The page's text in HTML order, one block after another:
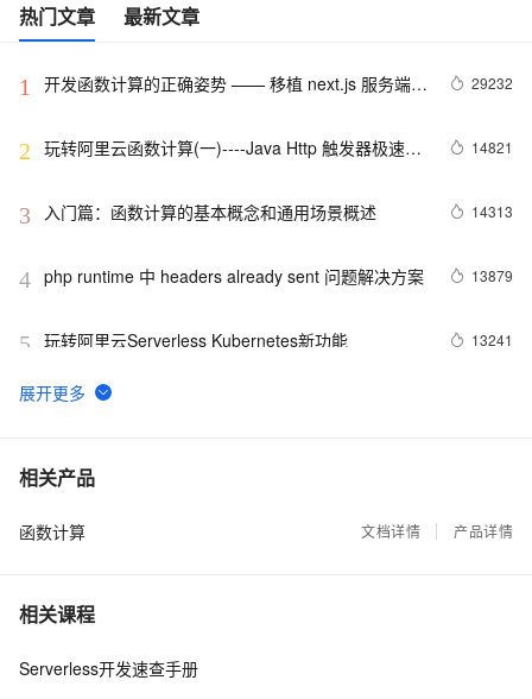
热门文章 最新文章
1
开发函数计算的正确姿势 —— 移植 next.js 服务端渲
29232
2 玩转阿里云函数计算(一)----Java Http 触发器极速迁
14821
3 入门篇：函数计算的基本概念和通用场景概述 14313
4 php runtime 中 headers already sent 问题解决方案 13879
5 玩转阿里云Serverless Kubernetes新功能 13241
6
浅析基于 Serverless 的前后端一体化框架 | 7月2号
7 快速搭建 Serverless 人脸识别离线服务
8 实践篇：搭建无服务器应用--函数计算+API网关+云
12424
9
10阿里云函数计算 - 事件驱动的serverless计算平台
相关产品
函数计算 文档详情 产品详情
相关课程
Serverless开发速查手册